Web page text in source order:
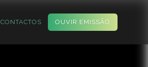
CONTACTOS OUVIR EMISSÃO